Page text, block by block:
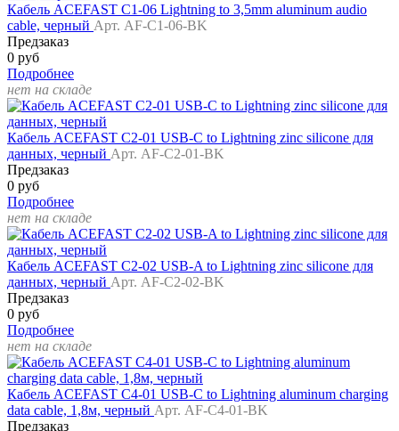
Кабель ACEFAST C1-06 Lightning to 3,5mm aluminum audio
cable, черный Арт. AF-C1-06-BK
Предзаказ
0 руб
Подробнее
нет на складе
Кабель ACEFAST C2-01 USB-C to Lightning zinc silicone для
данных, черный Арт. AF-C2-01-BK
Предзаказ
0 руб
Подробнее
нет на складе
Кабель ACEFAST C2-02 USB-A to Lightning zinc silicone для
данных, черный Арт. AF-C2-02-BK
Предзаказ
0 руб
Подробнее
нет на складе
Кабель ACEFAST C4-01 USB-C to Lightning aluminum charging
data cable, 1,8м, черный Арт. AF-C4-01-BK
Предзаказ